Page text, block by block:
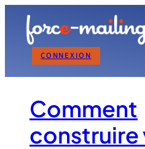
contenu
CONNEXION
Comment
construire